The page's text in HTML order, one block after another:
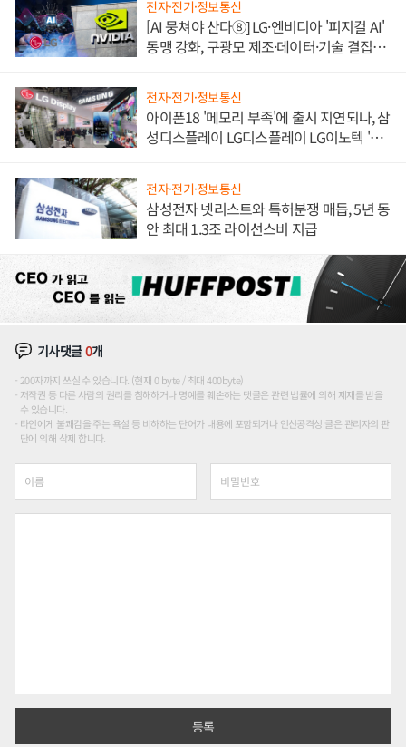
전자·전기·정보통신
[AI 뭉쳐야 산다⑧] LG·엔비디아 '피지컬 AI'
동맹 강화, 구광모 제조·데이터·기술 결집
전자·전기·정보통신
아이폰18 '메모리 부족'에 출시 지연되나, 삼
성디스플레이 LG디스플레이 LG이노텍 '탈
전자·전기·정보통신
삼성전자 넷리스트와 특허분쟁 매듭, 5년 동
안 최대 1.3조 라이선스비 지급
기사댓글0개
200자까지 쓰실 수 있습니다. (현재 0 byte / 최대 400byte)
저작권 등 다른 사람의 권리를 침해하거나 명예를 훼손하는 댓글은 관련 법률에 의해 제재를 받을
수 있습니다.
타인에게 불쾌감을 주는 욕설 등 비하하는 단어가 내용에 포함되거나 인신공격성 글은 관리자의 판
단에 의해 삭제 합니다.